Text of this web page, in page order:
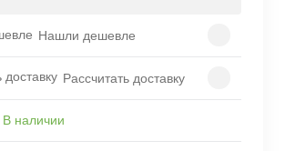
Нашли дешевле
Рассчитать доставку
В наличии